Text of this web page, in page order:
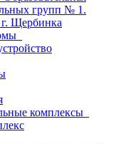
групп № 1.
г. Щербинка
комплексы